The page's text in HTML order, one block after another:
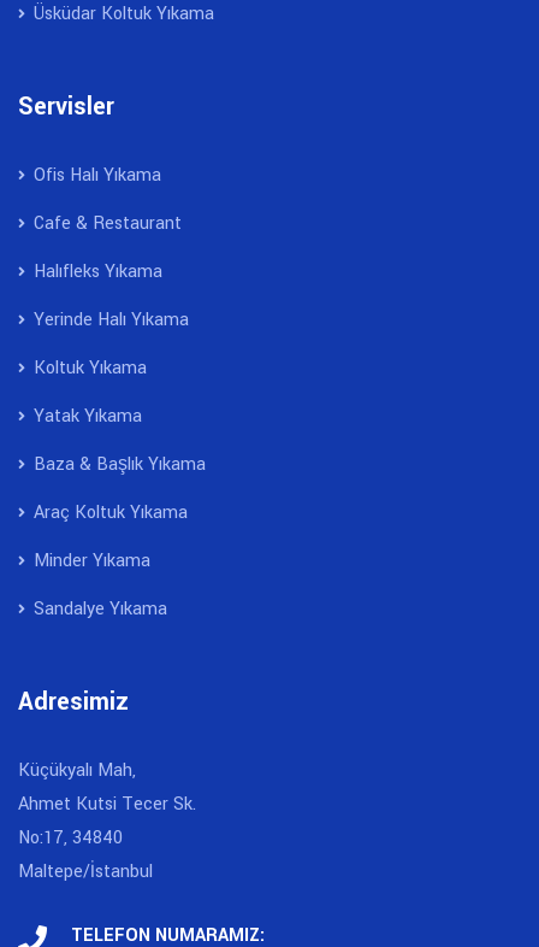
Üsküdar Koltuk Yıkama
Servisler
Ofis Halı Yıkama
Cafe & Restaurant
Halıfleks Yıkama
Yerinde Halı Yıkama
Koltuk Yıkama
Yatak Yıkama
Baza & Başlık Yıkama
Araç Koltuk Yıkama
Minder Yıkama
Sandalye Yıkama
Adresimiz
Küçükyalı Mah,
Ahmet Kutsi Tecer Sk.
No:17, 34840
Maltepe/İstanbul
TELEFON NUMARAMIZ: